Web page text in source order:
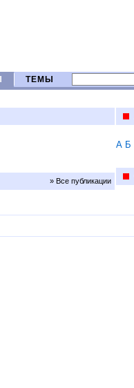
ТЕМЫ
» Все публикации
А Б